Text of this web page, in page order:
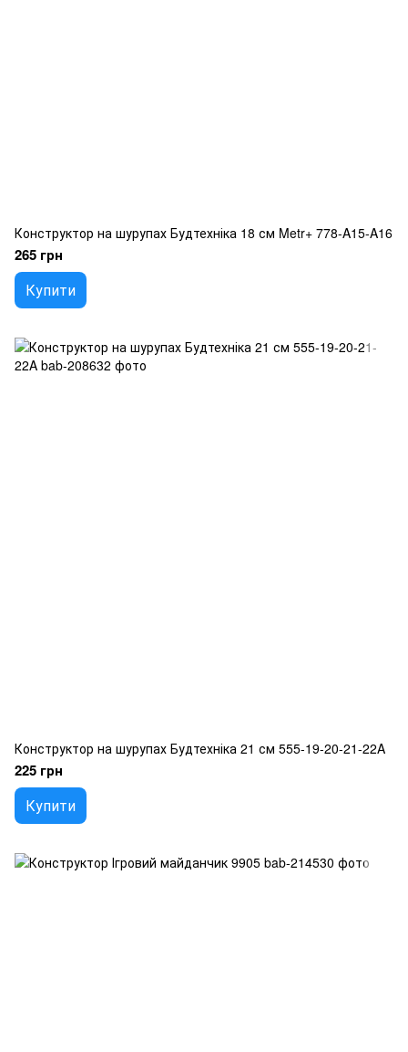
Конструктор на шурупах Будтехніка 18 см Metr+ 778-A15-A16
265 грн
Купити
Конструктор на шурупах Будтехніка 21 см 555-19-20-21-22A
225 грн
Купити